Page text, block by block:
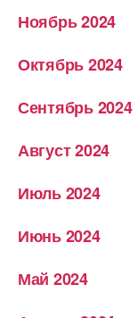
Ноябрь 2024
Октябрь 2024
Сентябрь 2024
Август 2024
Июль 2024
Июнь 2024
Май 2024